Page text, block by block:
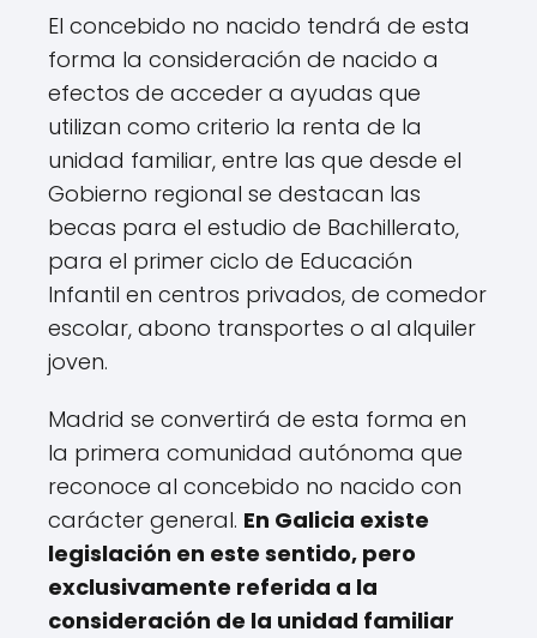
El concebido no nacido tendrá de esta
forma la consideración de nacido a
efectos de acceder a ayudas que
utilizan como criterio la renta de la
unidad familiar, entre las que desde el
Gobierno regional se destacan las
becas para el estudio de Bachillerato,
para el primer ciclo de Educación
Infantil en centros privados, de comedor
escolar, abono transportes o al alquiler
joven.
Madrid se convertirá de esta forma en
la primera comunidad autónoma que
reconoce al concebido no nacido con
carácter general. En Galicia existe
legislación en este sentido, pero
exclusivamente referida a la
consideración de la unidad familiar